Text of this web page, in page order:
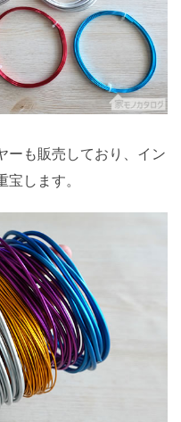
ーも販売しており、イン
します。